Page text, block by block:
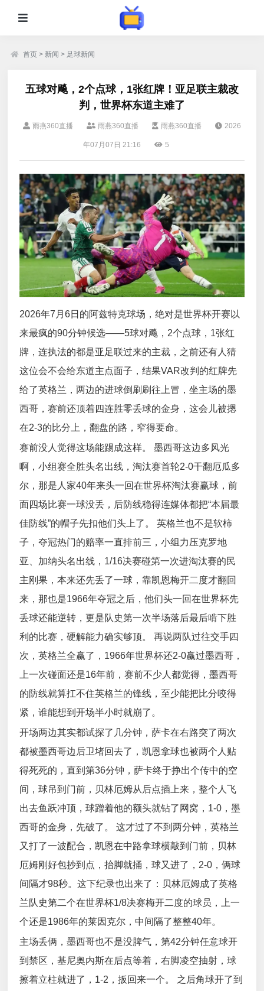
首页 > 新闻 > 足球新闻
五球对飚，2个点球，1张红牌！亚足联主裁改
判，世界杯东道主难了
雨燕360直播 雨燕360直播 雨燕360直播 2026
年07月07日 21:16 5
2026年7月6日的阿兹特克球场，绝对是世界杯开赛以
来最疯的90分钟候选——5球对飚，2个点球，1张红
牌，连执法的都是亚足联过来的主裁，之前还有人猜
这位会不会给东道主点面子，结果VAR改判的红牌先
给了英格兰，两边的进球倒刷刷往上冒，坐主场的墨
西哥，赛前还顶着四连胜零丢球的金身，这会儿被摁
在2-3的比分上，翻盘的路，窄得要命。
赛前没人觉得这场能踢成这样。 墨西哥这边多风光
啊，小组赛全胜头名出线，淘汰赛首轮2-0干翻厄瓜多
尔，那是人家40年来头一回在世界杯淘汰赛赢球，前
面四场比赛一球没丢，后防线稳得连媒体都把“本届最
佳防线”的帽子先扣他们头上了。 英格兰也不是软柿
子，夺冠热门的赔率一直排前三，小组力压克罗地
亚、加纳头名出线，1/16决赛碰第一次进淘汰赛的民
主刚果，本来还先丢了一球，靠凯恩梅开二度才翻回
来，那也是1966年夺冠之后，他们头一回在世界杯先
丢球还能逆转，更是队史第一次半场落后最后啃下胜
利的比赛，硬解能力确实够顶。 再说两队过往交手四
次，英格兰全赢了，1966年世界杯还2-0赢过墨西哥，
上一次碰面还是16年前，赛前不少人都觉得，墨西哥
的防线就算扛不住英格兰的锋线，至少能把比分咬得
紧，谁能想到开场半小时就崩了。
开场两边其实都试探了几分钟，萨卡在右路突了两次
都被墨西哥边后卫堵回去了，凯恩拿球也被两个人贴
得死死的，直到第36分钟，萨卡终于挣出个传中的空
间，球吊到门前，贝林厄姆从后点插上来，整个人飞
出去鱼跃冲顶，球蹭着他的额头就钻了网窝，1-0，墨
西哥的金身，先破了。 这才过了不到两分钟，英格兰
又打了一波配合，凯恩在中路拿球横敲到门前，贝林
厄姆刚好包抄到点，抬脚就捅，球又进了，2-0，俩球
间隔才98秒。这下纪录也出来了：贝林厄姆成了英格
兰队史第二个在世界杯1/8决赛梅开二度的球员，上一
个还是1986年的莱因克尔，中间隔了整整40年。
主场丢俩，墨西哥也不是没脾气，第42分钟任意球开
到禁区，基尼奥内斯在后点等着，右脚凌空抽射，球
擦着立柱就进了，1-2，扳回来一个。 之后角球开了到